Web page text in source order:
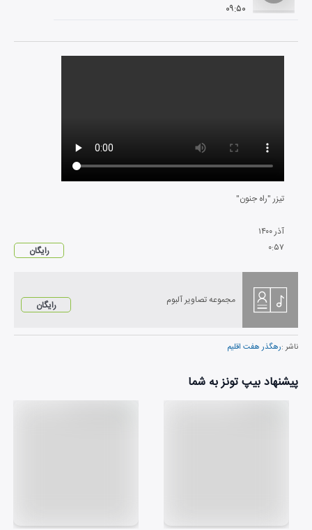
۰۹:۵۰
تیزر "راه جنون"
آذر۱۴۰۰
۰:۵۷ رایگان
مجموعه تصاویر آلبوم رایگان
ناشر :رهگذر هفت اقلیم
پیشنهاد بیپ تونز به شما